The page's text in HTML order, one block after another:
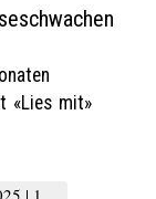
«Lies mit»